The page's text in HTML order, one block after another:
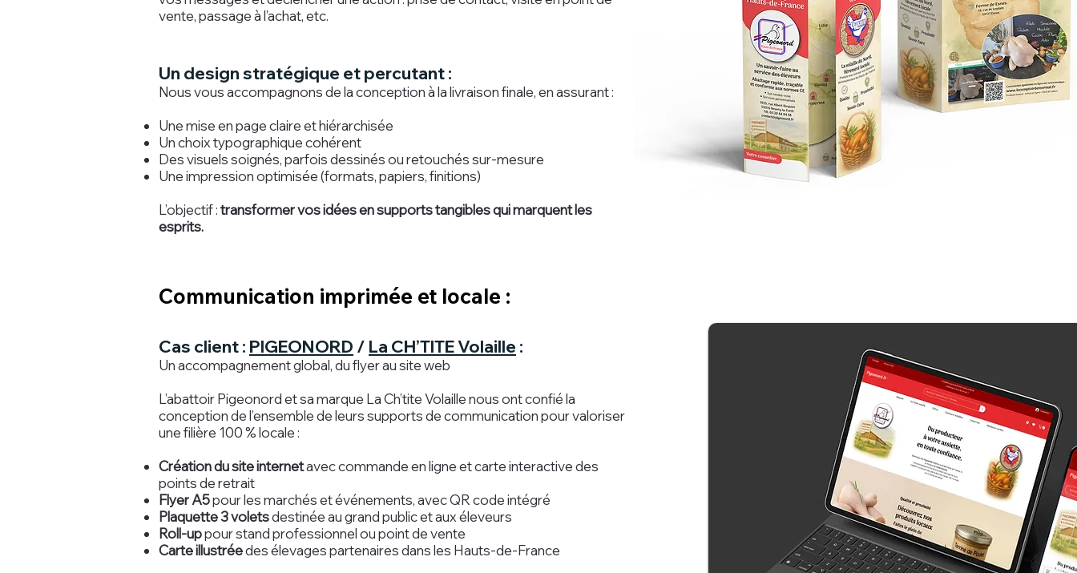
vente, passage à l’achat, etc.
Un design stratégique et percutant :
Nous vous accompagnons de la conception à la livraison finale, en assurant :
Une mise en page claire et hiérarchisée
Un choix typographique cohérent
Des visuels soignés, parfois dessinés ou retouchés sur-mesure
Une impression optimisée (formats, papiers, finitions)
L’objectif :transformer vos idées en supports tangibles qui marquent les
esprits.
Communication imprimée et locale :​​
Cas client : PIGEONORD / La CH’TITE Volaille :
Un accompagnement global, du flyer au site web
L’abattoir Pigeonord et sa marque La Ch’tite Volaille nous ont confié la
conception de l’ensemble de leurs supports de communication pour valoriser
une filière 100 % locale :
Création du site internetavec commande en ligne et carte interactive des
points de retrait
Flyer A5pour les marchés et événements, avec QR code intégré
Plaquette 3 voletsdestinée au grand public et aux éleveurs
Roll-uppour stand professionnel ou point de vente
Carte illustréedes élevages partenaires dans les Hauts-de-France